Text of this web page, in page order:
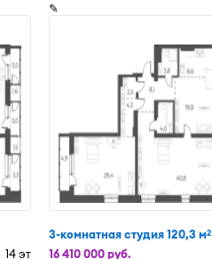
14 эт
✎
3-комнатная студия 120,3 м2
16 410 000 руб.